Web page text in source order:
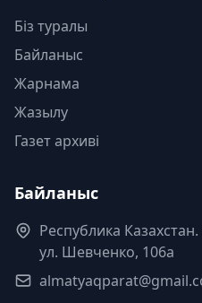
Біз туралы
Байланыс
Жарнама
Жазылу
Газет архиві
Байланыс
Республика
ул. Шевченко, 106а